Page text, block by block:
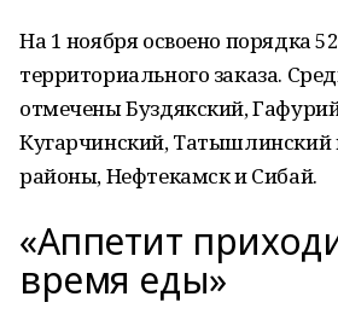
На 1 ноября освоено порядка
территориального заказа.
отмечены Буздякский,
Кугарчинский,
районы, Нефтекамск и Сибай.
«Аппетит
время еды»